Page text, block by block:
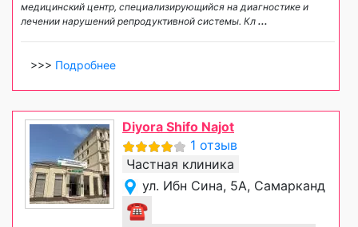
медицинский центр, специализирующийся на диагностике и
лечении нарушений репродуктивной системы. Кл ...
>>> Подробнее
Diyora Shifo Najot
1 отзыв
Частная клиника
ул. Ибн Сина, 5А, Самарканд
☎